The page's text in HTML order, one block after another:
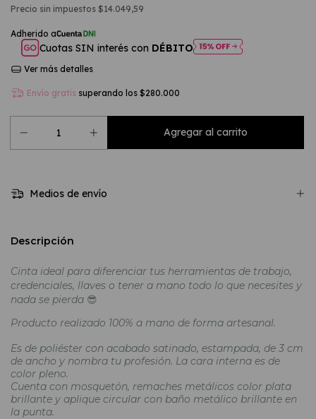
Precio sin impuestos $14.049,59
Cuotas SIN interés con DÉBITO
Ver más detalles
Envío gratis superando los $280.000
Medios de envío
Descripción
Cinta ideal para diferenciar tus herramientas de trabajo,
credenciales, llaves o tener a mano todo lo que necesites y
nada se pierda 😎
Producto realizado 100% a mano de forma artesanal.
Es de poliéster con acabado satinado, estampada, de 3 cm
de ancho y nombra tu profesión. La cara interna es de
color pleno.
Cuenta con mosquetón, remaches metálicos color plata
brillante y aplique circular con baño metálico brillante en
la punta.